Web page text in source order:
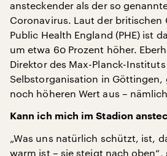
ansteckender als der so
Coronavirus. Laut der britischen
Public Health England (PHE) ist
um etwa 60 Prozent höher.
Direktor des Max-Planck-
Selbstorganisation in Göttingen,
noch höheren Wert aus –
Kann ich mich im Stadion
„Was uns natürlich schützt, ist,
warm ist – sie steigt nach oben“,